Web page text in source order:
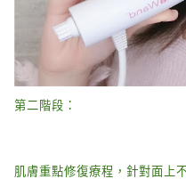
第二階段：
肌膚重點修復療程，針對面上